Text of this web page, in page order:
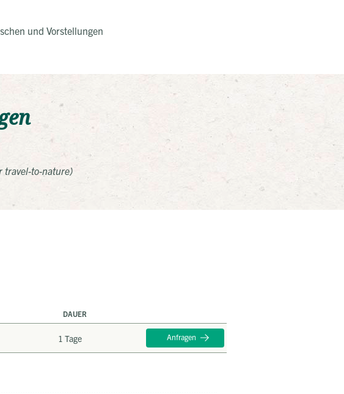
und Vorstellungen
travel-to-nature)
DAUER
1 Tage Anfragen